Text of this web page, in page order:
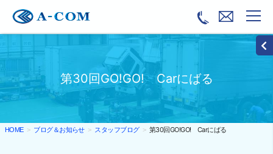
第30回GO!GO! Carにばる
HOME ブログ＆お知らせ スタッフブログ 第30回GO!GO! Carにばる